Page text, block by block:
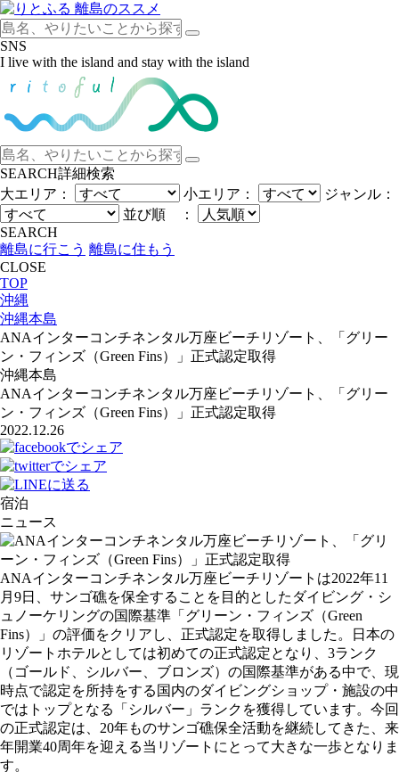
SNS
I live with the island and stay with the island
SEARCH詳細検索
大エリア：
小エリア：
ジャンル：
並び順 ：
SEARCH
離島に行こう 離島に住もう
CLOSE
TOP
沖縄
沖縄本島
ANAインターコンチネンタル万座ビーチリゾート、「グリー
ン・フィンズ（Green Fins）」正式認定取得
沖縄本島
ANAインターコンチネンタル万座ビーチリゾート、「グリー
ン・フィンズ（Green Fins）」正式認定取得
2022.12.26
宿泊
ニュース
ANAインターコンチネンタル万座ビーチリゾートは2022年11
月9日、サンゴ礁を保全することを目的としたダイビング・シ
ュノーケリングの国際基準「グリーン・フィンズ（Green
Fins）」の評価をクリアし、正式認定を取得しました。日本の
リゾートホテルとしては初めての正式認定となり、3ランク
（ゴールド、シルバー、ブロンズ）の国際基準がある中で、現
時点で認定を所持をする国内のダイビングショップ・施設の中
ではトップとなる「シルバー」ランクを獲得しています。今回
の正式認定は、20年ものサンゴ礁保全活動を継続してきた、来
年開業40周年を迎える当リゾートにとって大きな一歩となりま
す。